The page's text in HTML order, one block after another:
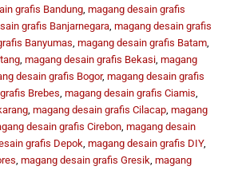
grafis Bandung, magang desain grafis
grafis Banjarnegara, magang desain grafis
Banyumas, magang desain grafis Batam,
, magang desain grafis Bekasi, magang
desain grafis Bogor, magang desain grafis
Brebes, magang desain grafis Ciamis,
, magang desain grafis Cilacap, magang
desain grafis Cirebon, magang desain
grafis Depok, magang desain grafis DIY,
, magang desain grafis Gresik, magang